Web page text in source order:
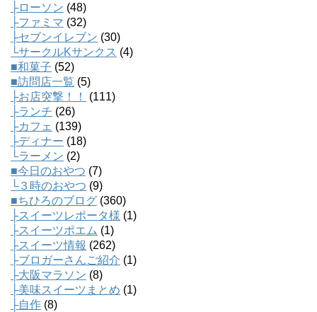
├ローソン (48)
├ファミマ (32)
├セブンイレブン (30)
└サークルKサンクス (4)
■和菓子 (52)
■訪問店一覧 (5)
├お店突撃！！
(111)
├ランチ (26)
├カフェ (139)
├ディナー (18)
└ラーメン (2)
■今日のおやつ (7)
└３時のおやつ (9)
■ちひろのブログ (360)
├スイーツレポータ様 (1)
├スイーツポエム (1)
├スイーツ情報 (262)
├ブロガーさんご紹介 (1)
├大阪マラソン (8)
├美味スイーツまとめ (1)
├自作 (8)